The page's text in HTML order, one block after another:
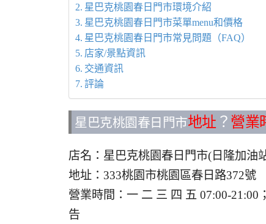
星巴克桃園春日門市環境介紹
星巴克桃園春日門市菜單menu和價格
星巴克桃園春日門市常見問題（FAQ）
店家/景點資訊
交通資訊
評論
星巴克桃園春日門市地址 ？ 營業
店名：星巴克桃園春日門市(日隆加油
地址：333桃園市桃園區春日路372號
營業時間：一 二 三 四 五 07:00-
告